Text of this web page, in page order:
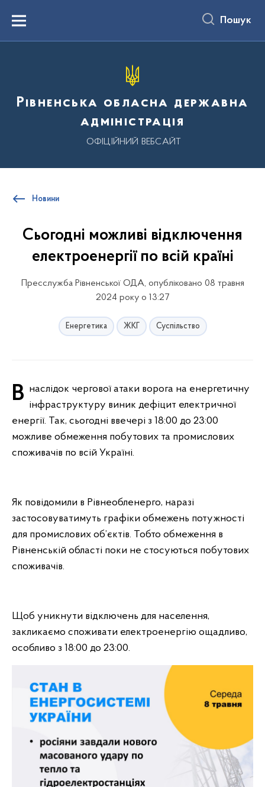
вмістуMenu Пошук
Рівненська обласна державна
адміністрація
ОФІЦІЙНИЙ ВЕБСАЙТ
Новини
Сьогодні можливі відключення
електроенергії по всій країні
Пресслужба Рівненської ОДА, опубліковано 08 травня
2024 року о 13:27
Енергетика ЖКГ Суспільство
Внаслідок чергової атаки ворога на енергетичну інфраструктуру виник дефіцит електричної
енергії. Так, сьогодні ввечері з 18:00 до 23:00
можливе обмеження побутових та промислових
споживачів по всій Україні.
Як повідомили в Рівнеобленерго, наразі
застосовуватимуть графіки обмежень потужності
для промислових об’єктів. Тобто обмеження в
Рівненській області поки не стосуються побутових
споживачів.
Щоб уникнути відключень для населення,
закликаємо споживати електроенергію ощадливо,
особливо з 18:00 до 23:00.